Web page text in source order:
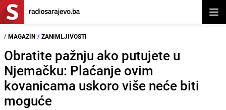
/ MAGAZIN / ZANIMLJIVOSTI
Obratite pažnju ako putujete u
Njemačku: Plaćanje ovim
kovanicama uskoro više neće biti
moguće